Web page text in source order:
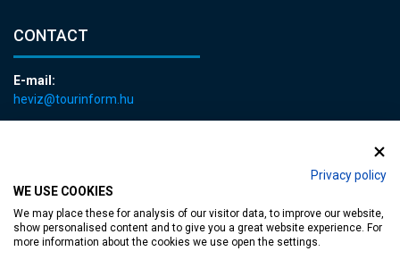
Privacy policy
WE USE COOKIES
We may place these for analysis of our visitor data, to improve our website,
show personalised content and to give you a great website experience. For
more information about the cookies we use open the settings.
CONTACT
E-mail:
heviz@tourinform.hu